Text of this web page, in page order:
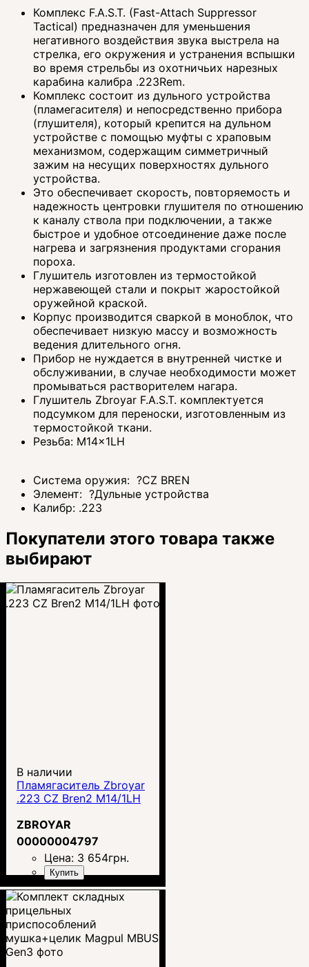
Комплекс F.A.S.T. (Fast-Attach Suppressor
Tactical) предназначен для уменьшения
негативного воздействия звука выстрела на
стрелка, его окружения и устранения вспышки
во время стрельбы из охотничьих нарезных
карабина калибра .223Rem.
Комплекс состоит из дульного устройства
(пламегасителя) и непосредственно прибора
(глушителя), который крепится на дульном
устройстве с помощью муфты с храповым
механизмом, содержащим симметричный
зажим на несущих поверхностях дульного
устройства.
Это обеспечивает скорость, повторяемость и
надежность центровки глушителя по отношению
к каналу ствола при подключении, а также
быстрое и удобное отсоединение даже после
нагрева и загрязнения продуктами сгорания
пороха.
Глушитель изготовлен из термостойкой
нержавеющей стали и покрыт жаростойкой
оружейной краской.
Корпус производится сваркой в моноблок, что
обеспечивает низкую массу и возможность
ведения длительного огня.
Прибор не нуждается в внутренней чистке и
обслуживании, в случае необходимости может
промываться растворителем нагара.
Глушитель Zbroyar F.A.S.T. комплектуется
подсумком для переноски, изготовленным из
термостойкой ткани.
Резьба: M14x1LH
Система оружия: ?CZ BREN
Элемент: ?Дульные устройства
Калибр: .223
Покупатели этого товара также
выбирают
В наличии
Пламягаситель Zbroyar
.223 CZ Bren2 M14/1LH
ZBROYAR
00000004797
Цена: 3 654грн.
Купить